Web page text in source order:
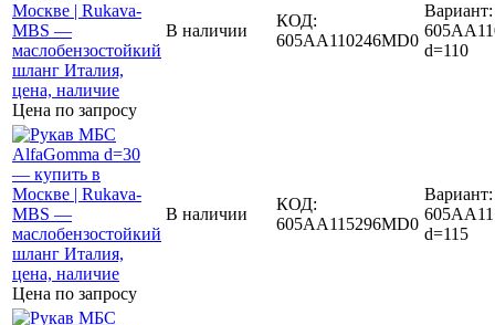
Цена по запросу
В наличии
КОД:
605AA110246MD0
Вариант:
d=110
Цена по запросу
В наличии
КОД:
605AA115296MD0
Вариант:
d=115